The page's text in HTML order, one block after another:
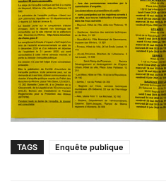
TAGS Enquête publique